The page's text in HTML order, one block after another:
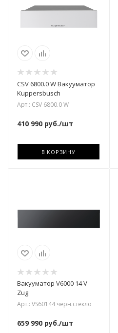
CSV 6800.0 W Вакууматор
Kuppersbusch
Арт.: CSV 6800.0 W
410 990 руб./шт
В КОРЗИНУ
Вакууматор V6000 14 V-
Zug
Арт.: VS60144 черн.стекло
659 990 руб./шт